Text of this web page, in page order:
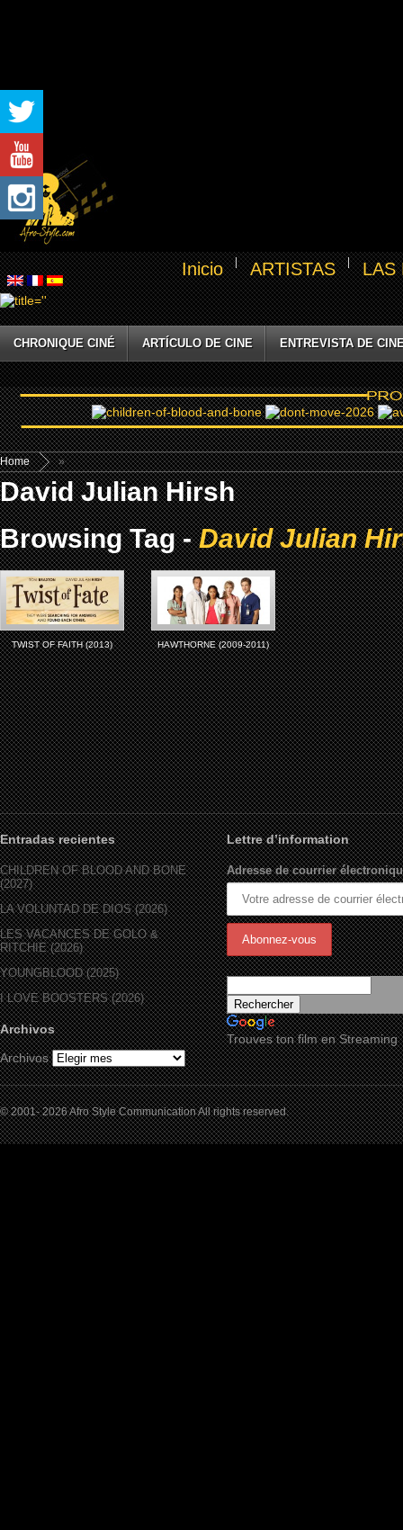
Inicio ARTISTAS LAS
CHRONIQUE CINÉ ARTÍCULO DE CINE ENTREVISTA DE
Home »
David Julian Hirsh
Browsing Tag -David Julian
TWIST OF FAITH (2013) HAWTHORNE (2009-2011)
Entradas recientes
CHILDREN OF BLOOD AND BONE
(2027)
LA VOLUNTAD DE DIOS (2026)
LES VACANCES DE GOLO &
RITCHIE (2026)
YOUNGBLOOD (2025)
I LOVE BOOSTERS (2026)
Archivos
Archivos
Lettre d’information
Adresse de courrier
Trouves ton film en Streaming
© 2001- 2026 Afro Style Communication All rights reserved.